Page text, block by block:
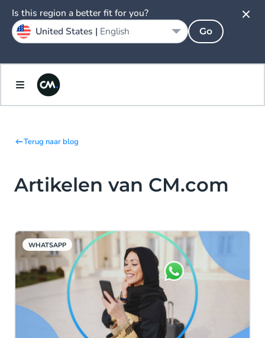
Terug naar blog
Artikelen van CM.com
WHATSAPP
Is this region a better fit for you?
United States | English Go